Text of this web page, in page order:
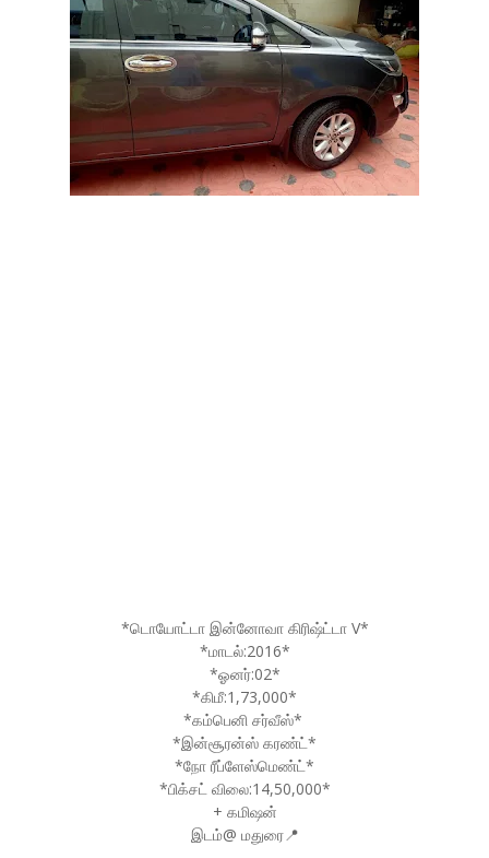
*டொயோட்டா இன்னோவா கிரிஷ்ட்டா V*
*மாடல்:2016*
*ஓனர்:02*
*கிமீ:1,73,000*
*கம்பெனி சர்வீஸ்*
*இன்சூரன்ஸ் கரண்ட்*
*நோ ரீப்ளேஸ்மெண்ட்*
*பிக்சட் விலை:14,50,000*
+ கமிஷன்
இடம்@ மதுரை📍